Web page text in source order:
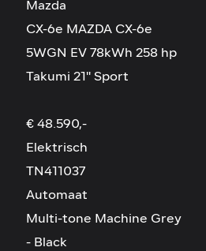
Mazda
CX-6e MAZDA CX-6e
5WGN EV 78kWh 258 hp
Takumi 21'' Sport
€ 48.590,-
Elektrisch
TN411037
Automaat
Multi-tone Machine Grey
- Black